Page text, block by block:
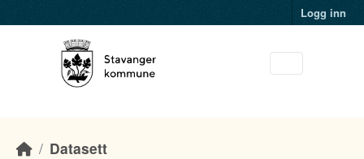
Logg inn
Datasett